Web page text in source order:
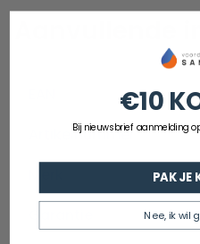
Artikelnummer
€10
Bij nieuwsbrief aanmelding
PAK JE
Nee, ik wil